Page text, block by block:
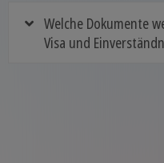
Welche Dokumente
Visa und